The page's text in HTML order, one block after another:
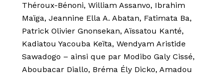
Théroux-Bénoni, William Assanvo, Ibrahim
Maïga, Jeannine Ella A. Abatan, Fatimata Ba,
Patrick Olivier Gnonsekan, Aïssatou Kanté,
Kadiatou Yacouba Keïta, Wendyam Aristide
Sawadogo – ainsi que par Modibo Galy Cissé,
Aboubacar Diallo, Bréma Ély Dicko, Amadou